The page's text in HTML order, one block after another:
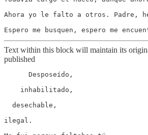
Ahora yo le falto a otros. Padre,
Text within this block will maintain its
published
      Desposeído,
    inhabilitado,
  desechable,
ilegal.